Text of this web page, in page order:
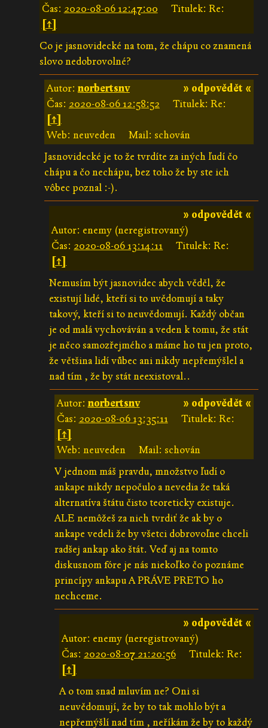
Čas: 2020-08-06 12:47:00
Titulek: Re:
[↑]
Co je jasnovidecké na tom, že chápu co znamená
slovo nedobrovolné?
» odpovědět «
Autor:norbertsnv
Čas: 2020-08-06 12:58:52
Titulek: Re:
[↑]
Web: neuveden
Mail: schován
Jasnovidecké je to že tvrdíte za iných ľudí čo
chápu a čo nechápu, bez toho že by ste ich
vôbec poznal :-).
» odpovědět «
Autor: enemy (neregistrovaný)
Čas: 2020-08-06 13:14:11
Titulek: Re:
[↑]
Nemusím být jasnovidec abych věděl, že
existují lidé, kteří si to uvědomují a taky
takový, kteří si to neuvědomují. Každý občan
je od malá vychováván a veden k tomu, že stát
je něco samozřejmého a máme ho tu jen proto,
že většina lidí vůbec ani nikdy nepřemýšlel a
nad tím , že by stát neexistoval..
» odpovědět «
Autor:norbertsnv
Čas: 2020-08-06 13:35:11
Titulek: Re:
[↑]
Web: neuveden
Mail: schován
V jednom máš pravdu, množstvo ľudí o
ankape nikdy nepočulo a nevedia že taká
alternatíva štátu čisto teoreticky existuje.
ALE nemôžeš za nich tvrdiť že ak by o
ankape vedeli že by všetci dobrovoľne chceli
radšej ankap ako štát. Veď aj na tomto
diskusnom fóre je nás niekoľko čo poznáme
princípy ankapu A PRÁVE PRETO ho
nechceme.
» odpovědět «
Autor: enemy (neregistrovaný)
Čas: 2020-08-07 21:20:56
Titulek: Re:
[↑]
A o tom snad mluvím ne? Oni si
neuvědomují, že by to tak mohlo být a
nepřemýšlí nad tím , neříkám že by to každý